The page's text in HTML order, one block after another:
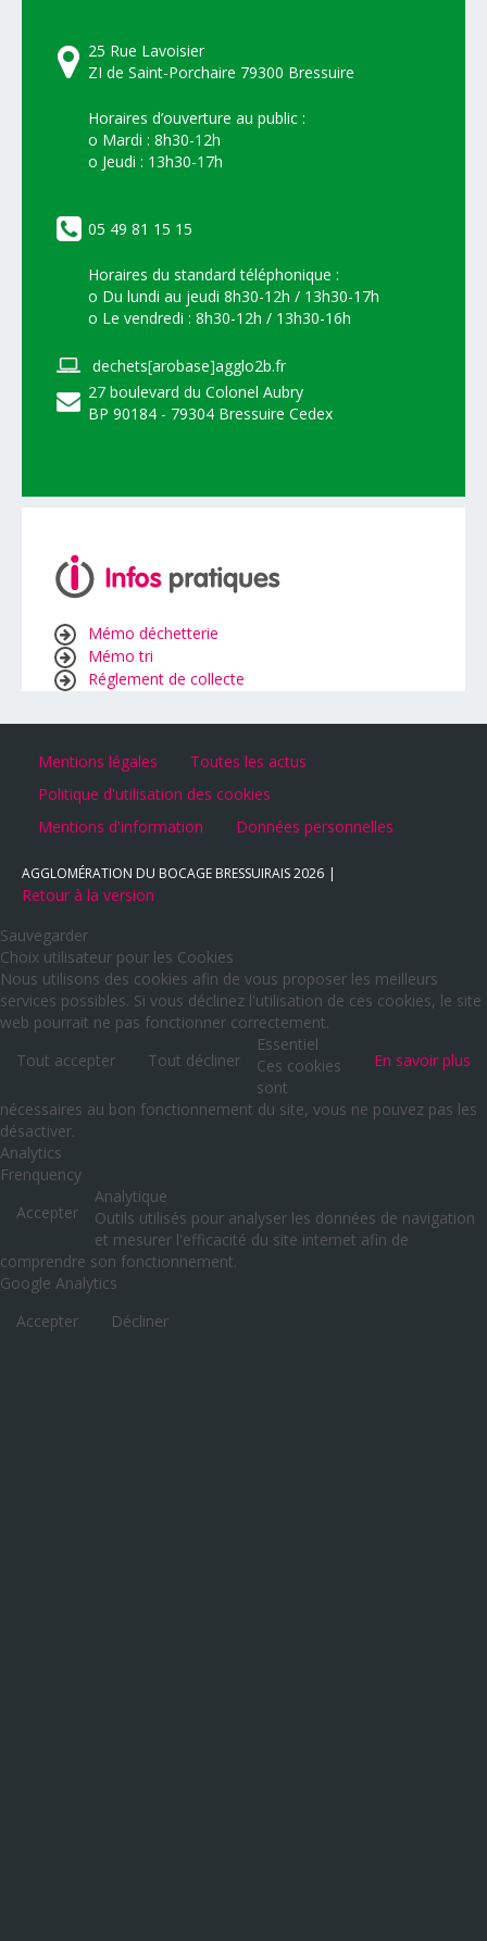
25 Rue Lavoisier
ZI de Saint-Porchaire 79300 Bressuire
Horaires d’ouverture au public :
o Mardi : 8h30-12h
o Jeudi : 13h30-17h
05 49 81 15 15
Horaires du standard téléphonique :
o Du lundi au jeudi 8h30-12h / 13h30-17h
o Le vendredi : 8h30-12h / 13h30-16h
dechets[arobase]agglo2b.fr
27 boulevard du Colonel Aubry
BP 90184 - 79304 Bressuire Cedex
Mémo déchetterie
Mémo tri
Réglement de collecte
Mentions légales
Toutes les actus
Politique d'utilisation des cookies
Mentions d'information
Données personnelles
AGGLOMÉRATION DU BOCAGE BRESSUIRAIS2026
Retour à la version
Sauvegarder
Choix utilisateur pour les Cookies
Nous utilisons des cookies afin de vous proposer les meilleurs
services possibles. Si vous déclinez l'utilisation de ces cookies, le site
web pourrait ne pas fonctionner correctement.
Tout accepter
Tout décliner En savoir plus
Essentiel
Ces cookies
sont
nécessaires au bon fonctionnement du site, vous ne pouvez pas les
désactiver.
Analytics
Frenquency
Accepter
Analytique
Outils utilisés pour analyser les données de navigation
et mesurer l'efficacité du site internet afin de
comprendre son fonctionnement.
Google Analytics
Accepter
Décliner